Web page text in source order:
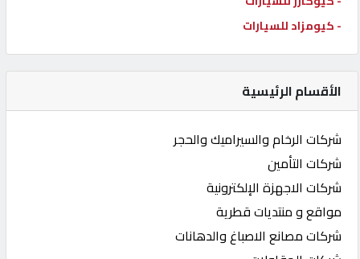
- كيومزاد للسيارات
الأقسام الرئيسية
شركات الرخام والسيراميك والحجر
شركات التأمين
شركات الاجهزة الإلكترونية
مواقع و منتديات قطرية
شركات مصانع الاصباغ والدهانات